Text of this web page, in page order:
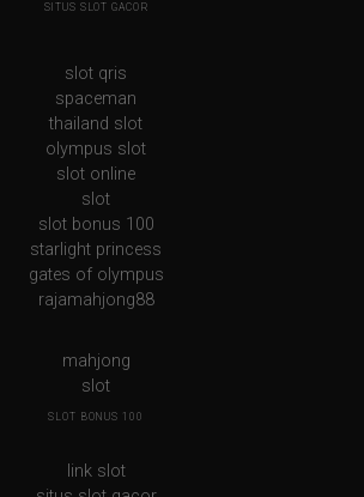
SITUS SLOT GACOR
slot qris
spaceman
thailand slot
olympus slot
slot online
slot
slot bonus 100
starlight princess
gates of olympus
rajamahjong88
mahjong
slot
SLOT BONUS 100
link slot